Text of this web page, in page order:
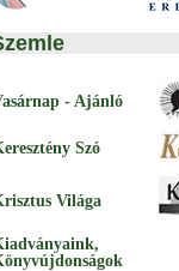
- Ajánló
Szó
Világa